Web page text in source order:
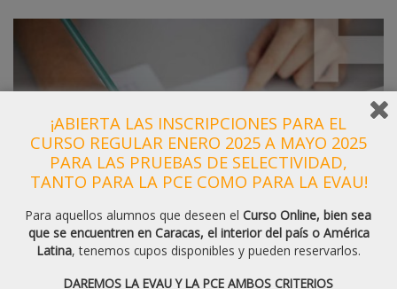
Curso de Preparación SAT en Caracas
¡ABIERTA LAS INSCRIPCIONES PARA EL
CURSO REGULAR ENERO 2025 A MAYO 2025
PARA LAS PRUEBAS DE SELECTIVIDAD,
TANTO PARA LA PCE COMO PARA LA EVAU!
Para aquellos alumnos que deseen el Curso Online, bien sea
que se encuentren en Caracas, el interior del país o América
Latina, tenemos cupos disponibles y pueden reservarlos.
DAREMOS LA EVAU Y LA PCE AMBOS CRITERIOS